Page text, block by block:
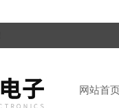
网站首